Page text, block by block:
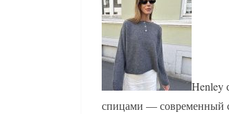
Henley
спицами — современный